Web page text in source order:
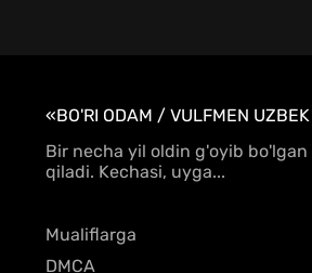
«BO'RI ODAM / VULFMEN
Bir necha yil oldin g'oyib
qiladi. Kechasi, uyga...
Mualiflarga
DMCA